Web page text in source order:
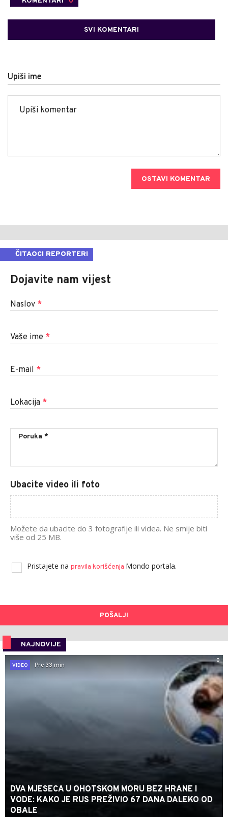
SVI KOMENTARI
Upiši ime
OSTAVI KOMENTAR
ČITAOCI REPORTERI
Dojavite nam vijest
Naslov *
Vaše ime *
E-mail *
Lokacija *
Ubacite video ili foto
Možete da ubacite do 3 fotografije ili videa. Ne smije biti
više od 25 MB.
Pristajete na pravila korišćenja Mondo portala.
POŠALJI
NAJNOVIJE
0
VIDEO
Pre 33 min
DVA MJESECA U OHOTSKOM MORU BEZ HRANE I
VODE: KAKO JE RUS PREŽIVIO 67 DANA DALEKO OD
OBALE